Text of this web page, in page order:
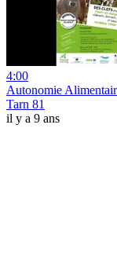
4:00
Autonomie
Tarn 81
il y a 9 ans